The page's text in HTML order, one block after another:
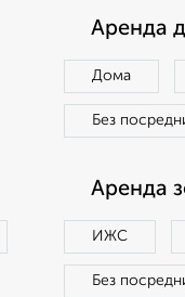
Аренда
Дома
Без
Аренда
ИЖС
Без